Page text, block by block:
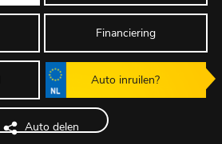
Financiering
Auto inruilen?
Auto delen